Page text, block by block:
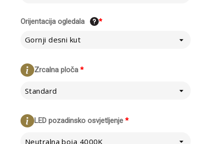
*
Orijentacija ogledala
Gornji desni kut
*
Zrcalna ploča
Standard
*
LED pozadinsko osvjetljenje
Neutralna boja 4000K